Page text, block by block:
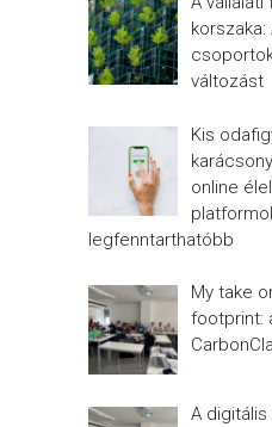
változást
Kis
online
legfenntarthatóbb
My take
footprint:
A digitális